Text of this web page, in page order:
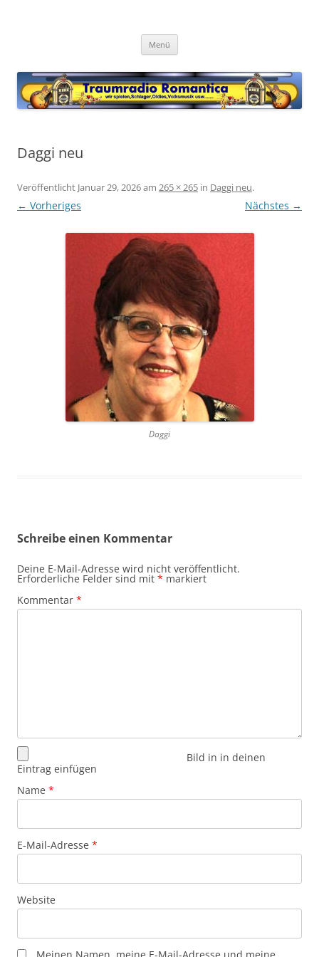
Menü
Daggi neu
Veröffentlicht Januar 29, 2026am 265 × 265 in Daggi neu.
← Vorheriges Nächstes →
Daggi
Schreibe einen Kommentar
Deine E-Mail-Adresse wird nicht veröffentlicht.
Erforderliche Felder sind mit * markiert
Kommentar *
Bild in in deinen
Eintrag einfügen
Name *
E-Mail-Adresse *
Website